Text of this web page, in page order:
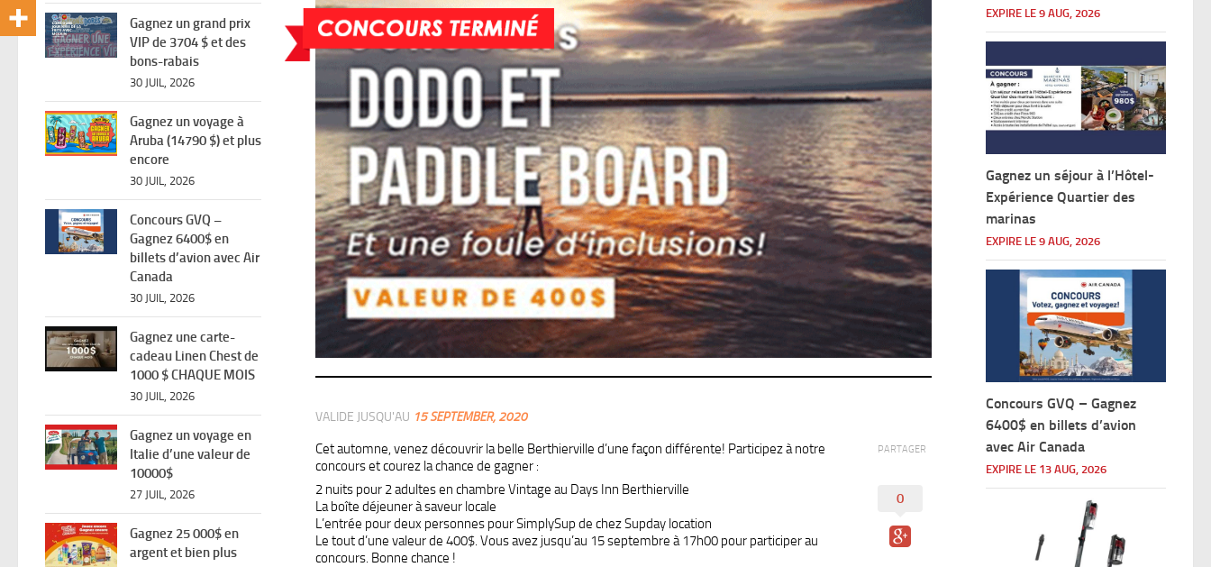
VALIDE JUSQU'AU 15 SEPTEMBER, 2020
PARTAGER
0
Cet automne, venez découvrir la belle Berthierville d’une façon différente! Participez à notre
concours et courez la chance de gagner :
2 nuits pour 2 adultes en chambre Vintage au Days Inn Berthierville
La boîte déjeuner à saveur locale
L’entrée pour deux personnes pour SimplySup de chez Supday location
Le tout d’une valeur de 400$. Vous avez jusqu’au 15 septembre à 17h00 pour participer au
concours. Bonne chance !
Gagnez un grand prix
VIP de 3704 $ et des
bons-rabais
30 JUIL, 2026
Gagnez un voyage à
Aruba (14790 $) et plus
encore
30 JUIL, 2026
Concours GVQ –
Gagnez 6400$ en
billets d’avion avec Air
Canada
30 JUIL, 2026
Gagnez une carte-
cadeau Linen Chest de
1000 $ CHAQUE MOIS
30 JUIL, 2026
Gagnez un voyage en
Italie d’une valeur de
10000$
27 JUIL, 2026
Gagnez 25 000$ en
argent et bien plus
EXPIRE LE 9 AUG, 2026
Gagnez un séjour à l’Hôtel-
Expérience Quartier des
marinas
EXPIRE LE 9 AUG, 2026
Concours GVQ – Gagnez
6400$ en billets d’avion
avec Air Canada
EXPIRE LE 13 AUG, 2026